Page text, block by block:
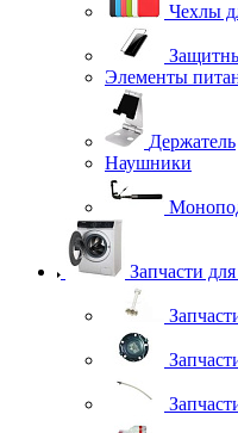
Чехлы
Элементы
Держатель
Наушники
Запчасти